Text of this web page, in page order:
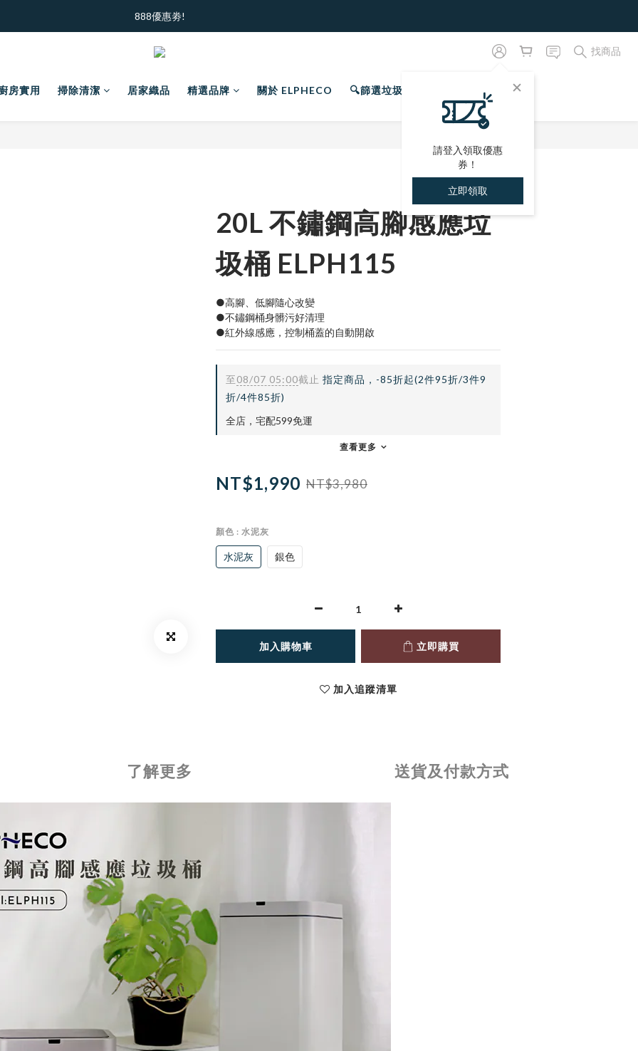
加入新會員  ｜ 領100元購物金
888優惠劵!
加入新會員  ｜ 領100元購物金
請登入領取優惠
券！
立即領取
找商品
房實用 掃除清潔 居家織品 精選品牌 關於 ELPHECO 🔍篩選垃圾桶
20L 不鏽鋼高腳感應垃
圾桶 ELPH115
●高腳、低腳隨心改變
●不鏽鋼桶身髒污好清理
●紅外線感應，控制桶蓋的自動開啟
至08/07 05:00截止 指定商品，-85折起(2件95折/3件9
折/4件85折)
全店，宅配599免運
查看更多
NT$1,990 NT$3,980
顏色 : 水泥灰
水泥灰 銀色
加入購物車 立即購買
加入追蹤清單
了解更多 送貨及付款方式